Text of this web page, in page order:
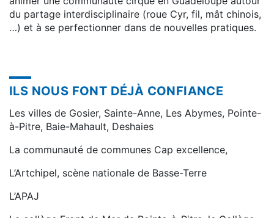
du partage interdisciplinaire (roue Cyr, fil, mât chinois,
…) et à se perfectionner dans de nouvelles pratiques.
ILS NOUS FONT DÉJÀ CONFIANCE
Les villes de Gosier, Sainte-Anne, Les Abymes, Pointe-
à-Pitre, Baie-Mahault, Deshaies
La communauté de communes Cap excellence,
L’Artchipel, scène nationale de Basse-Terre
L’APAJ